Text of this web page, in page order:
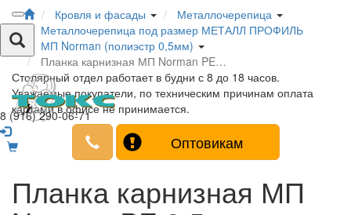
8 (916) 290-06-71
Кровля и фасады
Металлочерепица
Металлочерепица под размер МЕТАЛЛ ПРОФИЛЬ
МП Norman (полиэстр 0,5мм)
Планка карнизная МП Norman PE…
Столярный отдел работает в будни с 8 до 18 часов.
Уважаемые покупатели, по техническим причинам оплата
картами в офисе не принимается.
Оптовикам
Планка карнизная МП